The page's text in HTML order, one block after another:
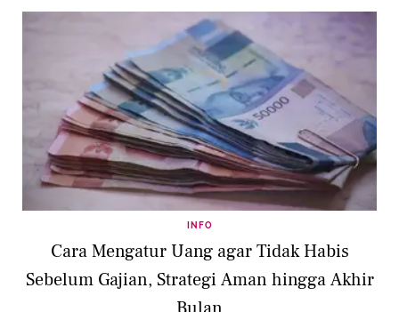
INFO
Cara Mengatur Uang agar Tidak Habis
Sebelum Gajian, Strategi Aman hingga Akhir